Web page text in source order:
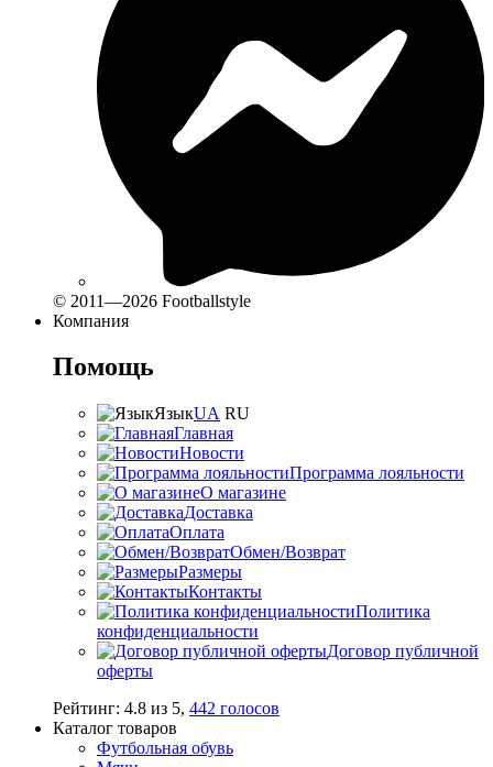
© 2011—2026 Footballstyle
Компания
Помощь
ЯзыкUA RU
Главная
Новости
Программа лояльности
О магазине
Доставка
Оплата
Обмен/Возврат
Размеры
Контакты
Политика
конфиденциальности
Договор публичной
оферты
Рейтинг: 4.8 из 5, 442 голосов
Каталог товаров
Футбольная обувь